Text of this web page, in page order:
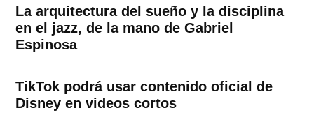
La arquitectura del sueño y la disciplina
en el jazz, de la mano de Gabriel
Espinosa
TikTok podrá usar contenido oficial de
Disney en videos cortos